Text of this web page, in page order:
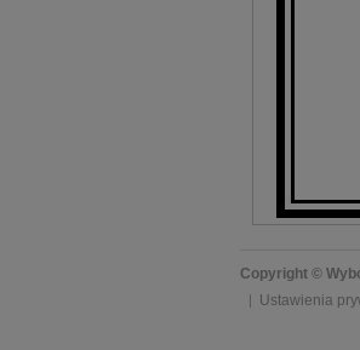
Copyright ©
Ustawienia